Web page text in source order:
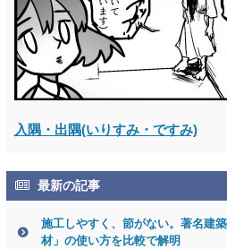
入隅・出隅(いりすみ・ですみ)
最新の記事
施工しやすく、節がない。著名建
材」の使い方を比較で解明